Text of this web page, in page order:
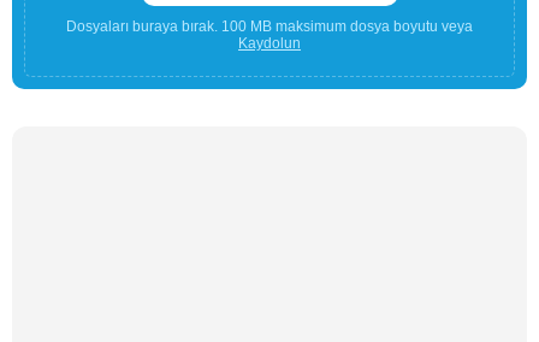
Dosyaları buraya bırak. 100 MB maksimum dosya boyutu veya
Kaydolun